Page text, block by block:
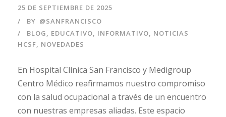
25 DE SEPTIEMBRE DE 2025
BY @SANFRANCISCO
BLOG, EDUCATIVO, INFORMATIVO, NOTICIAS
HCSF, NOVEDADES
En Hospital Clínica San Francisco y Medigroup
Centro Médico reafirmamos nuestro compromiso
con la salud ocupacional a través de un encuentro
con nuestras empresas aliadas. Este espacio